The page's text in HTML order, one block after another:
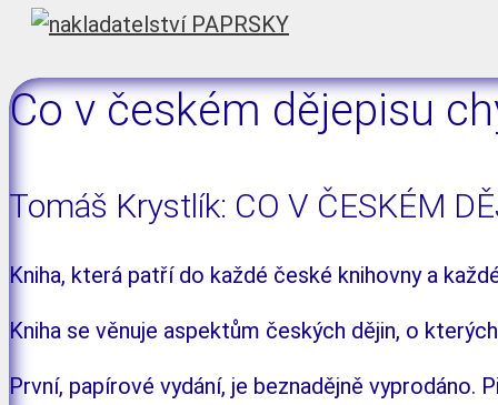
Co v českém dějepisu
Tomáš Krystlík: CO V ČESKÉM
Kniha, která patří do každé české knihovny a
Kniha se věnuje aspektům českých dějin, o
První, papírové vydání, je beznadějně